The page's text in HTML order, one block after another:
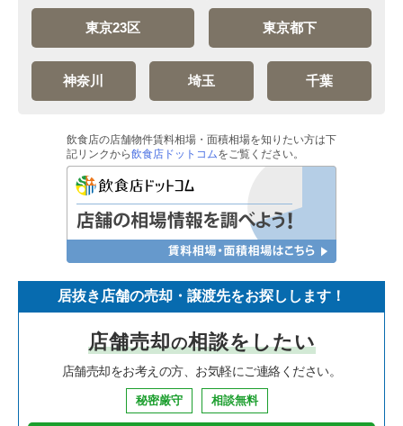
東京23区 東京都下
神奈川 埼玉 千葉
飲食店の店舗物件賃料相場・面積相場を知りたい方は下
記リンクから飲食店ドットコムをご覧ください。
居抜き店舗の売却・譲渡先をお探しします！
店舗売却の相談をしたい
店舗売却をお考えの方、お気軽にご連絡ください。
秘密厳守 相談無料